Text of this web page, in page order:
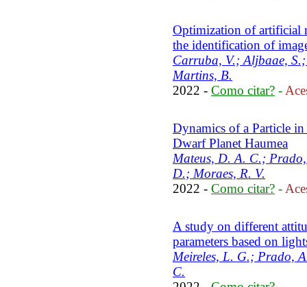
Optimization of artificial
the identification of
Carruba, V.; Aljbaae,
Martins, B.
2022 - Como citar? -
Dynamics of a Particle in
Dwarf Planet Haumea
Mateus, D. A. C.;
D.; Moraes, R. V.
2022 - Como citar? -
A study on different
parameters based on
Meireles, L. G.; Prado,
C.